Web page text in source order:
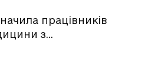
працівників
з…